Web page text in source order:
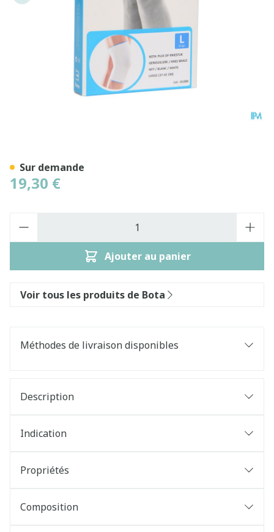
19,30 €
Ajouter au panier
Sur demande
Voir tous les produits de Bota
Méthodes de livraison disponibles
Description
Indication
Propriétés
Composition